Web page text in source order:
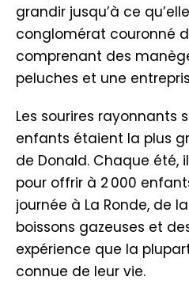
grandir jusqu’à ce
conglomérat couronné
comprenant des
peluches et une
Les sourires rayonnants
enfants étaient la plus
de Donald. Chaque été,
pour offrir à 2 000
journée à La Ronde, de
boissons gazeuses et
expérience que la
connue de leur vie.